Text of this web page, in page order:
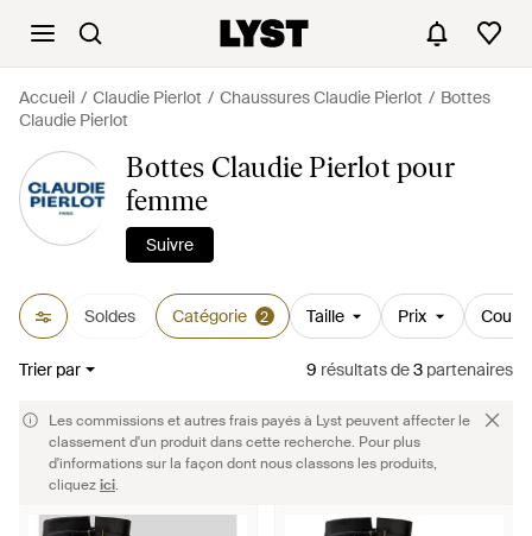
Accueil Claudie Pierlot Chaussures Claudie Pierlot
Bottes
Claudie Pierlot
Bottes Claudie Pierlot pour
femme
Suivre
Soldes Catégorie 2 Taille Prix
Trier par 9 résultatsde3 partenaires
Les commissions et autres frais payés à Lyst peuvent affecter le
classement d'un produit dans cette recherche. Pour plus
d'informations sur la façon dont nous classons les produits,
cliquezici.